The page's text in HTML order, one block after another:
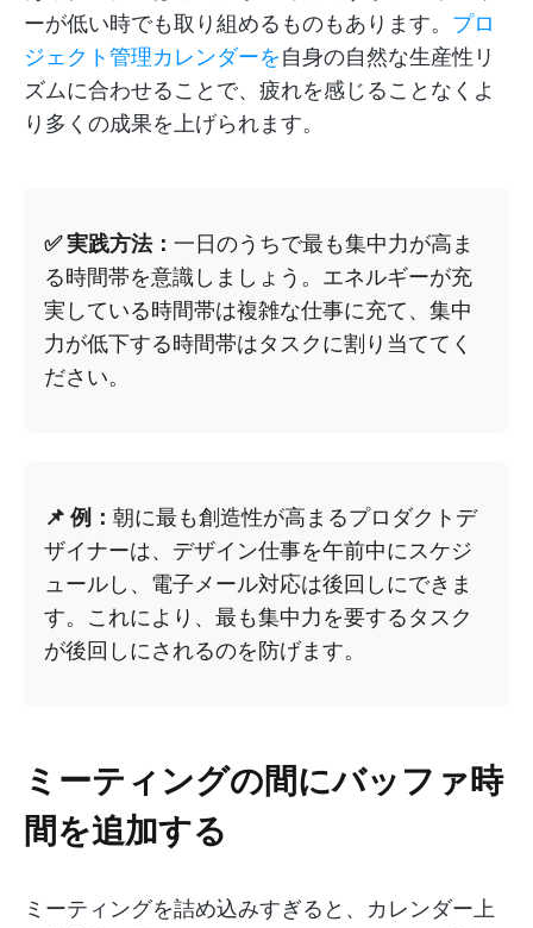
ーが低い時でも取り組めるものもあります。 プロ
ジェクト管理カレンダーを自身の自然な生産性リ
ズムに合わせることで、疲れを感じることなくよ
り多くの成果を上げられます。
✅ 実践方法： 一日のうちで最も集中力が高ま
る時間帯を意識しましょう。エネルギーが充
実している時間帯は複雑な仕事に充て、集中
力が低下する時間帯はタスクに割り当ててく
ださい。
📌 例： 朝に最も創造性が高まるプロダクトデ
ザイナーは、デザイン仕事を午前中にスケジ
ュールし、電子メール対応は後回しにできま
す。これにより、最も集中力を要するタスク
が後回しにされるのを防げます。
ミーティングの間にバッファ時
間を追加する
ミーティングを詰め込みすぎると、カレンダー上